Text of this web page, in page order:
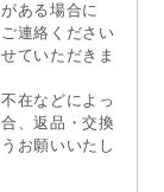
ある場合に
連絡ください
ていただきま
在などによっ
、返品・交換
お願いいたし